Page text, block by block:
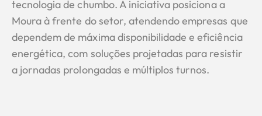
tecnologia de chumbo. A iniciativa posiciona a
Moura à frente do setor, atendendo empresas que
dependem de máxima disponibilidade e eficiência
energética, com soluções projetadas para resistir
a jornadas prolongadas e múltiplos turnos.